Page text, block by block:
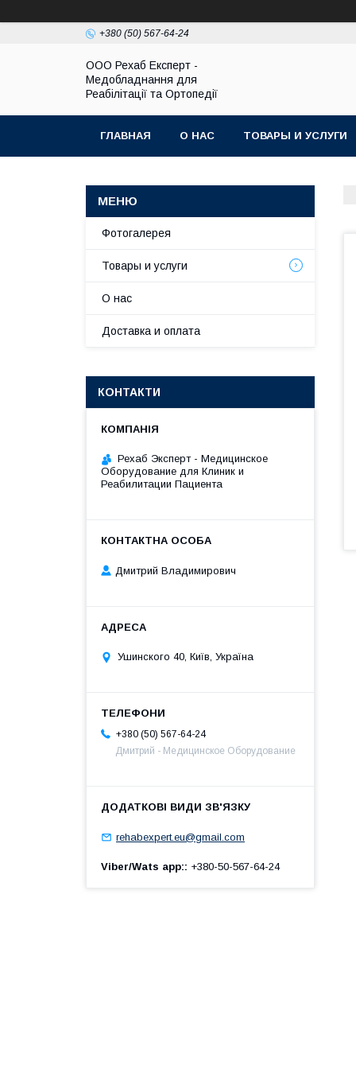
+380 (50) 567-64-24
OOO Рехаб Експерт -
Медобладнання для
Реабілітації та Ортопедії
ГЛАВНАЯ О НАС ТОВАРЫ И УСЛУГИ
Фотогалерея
Товары и услуги
О нас
Доставка и оплата
КОНТАКТИ
Рехаб Эксперт - Медицинское
Оборудование для Клиник и
Реабилитации Пациента
Дмитрий Владимирович
Ушинского 40, Київ, Україна
+380 (50) 567-64-24
Дмитрий - Медицинское Оборудование
rehabexpert.eu@gmail.com
Viber/Wats app: +380-50-567-64-24